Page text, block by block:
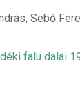
Sebő
falu dalai